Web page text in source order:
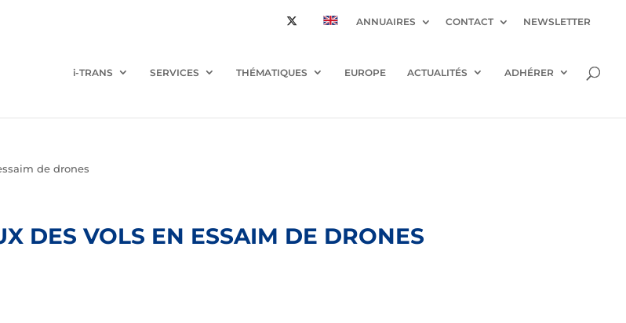
ANNUAIRES CONTACT NEWSLETTER
i-TRANS SERVICES THÉMATIQUES EUROPE ACTUALITÉS ADHÉRER
de drones
DES VOLS EN ESSAIM DE DRONES